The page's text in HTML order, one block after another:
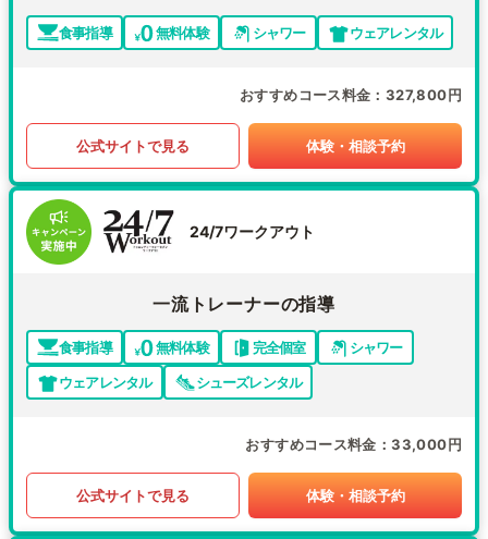
食事指導 無料体験 シャワー ウェアレンタル
おすすめコース料金 327,800円
公式サイトで見る 体験・相談予約
24/7ワークアウト
一流トレーナーの指導
食事指導 無料体験 完全個室
シャワー
ウェアレンタル
シューズレンタル
おすすめコース料金 33,000円
公式サイトで見る 体験・相談予約